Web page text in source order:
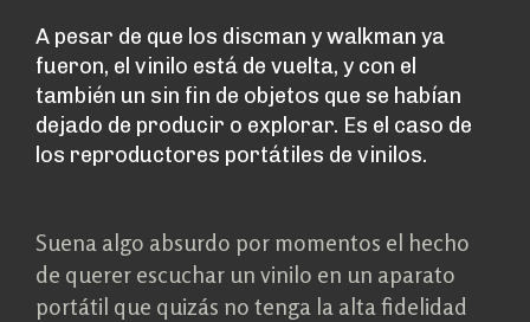
A pesar de que los discman y walkman ya
fueron, el vinilo está de vuelta, y con el
también un sin fin de objetos que se habían
dejado de producir o explorar. Es el caso de
los reproductores portátiles de vinilos.
Suena algo absurdo por momentos el hecho
de querer escuchar un vinilo en un aparato
portátil que quizás no tenga la alta fidelidad